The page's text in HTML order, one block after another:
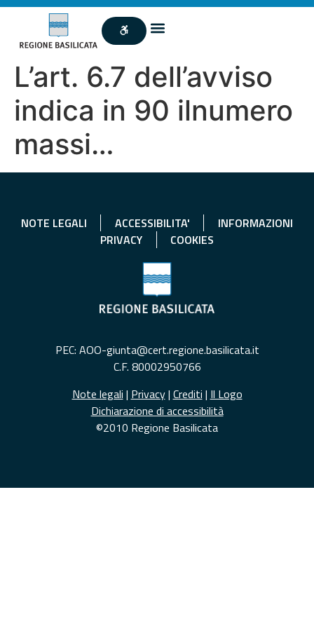
L’art. 6.7 dell’avviso
indica in 90 ilnumero
massi…
NOTE LEGALI ACCESSIBILITA'
INFORMAZIONI
PRIVACY
COOKIES
PEC: AOO-giunta@cert.regione.basilicata.it
C.F. 80002950766
Note legali | Privacy| Crediti | Il Logo
Dichiarazione di accessibilità
©2010 Regione Basilicata